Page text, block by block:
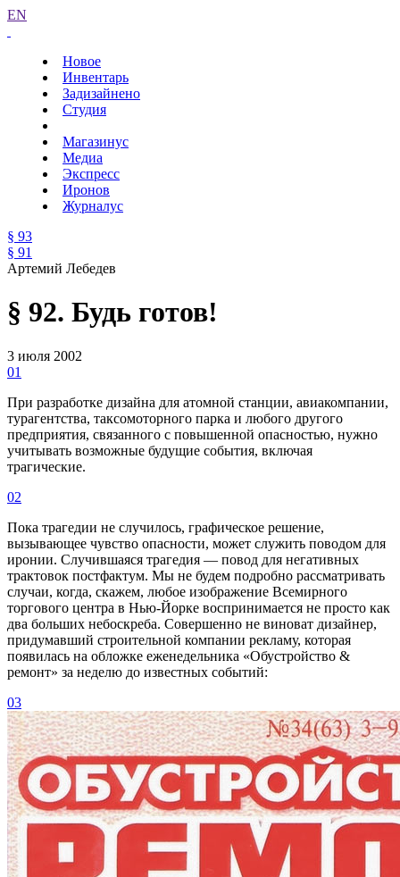
EN
Новое
Инвентарь
Задизайнено
Студия
Магазинус
Медиа
Экспресс
Иронов
Журналус
§ 93
§ 91
Артемий Лебедев
§ 92. Будь готов!
3 июля 2002
01
При разработке дизайна для атомной станции, авиакомпании,
турагентства, таксомоторного парка и любого другого
предприятия, связанного с повышенной опасностью, нужно
учитывать возможные будущие события, включая
трагические.
02
Пока трагедии не случилось, графическое решение,
вызывающее чувство опасности, может служить поводом для
иронии. Случившаяся трагедия — повод для негативных
трактовок постфактум. Мы не будем подробно рассматривать
случаи, когда, скажем, любое изображение Всемирного
торгового центра в Нью-Йорке воспринимается не просто как
два больших небоскреба. Совершенно не виноват дизайнер,
придумавший строительной компании рекламу, которая
появилась на обложке еженедельника «Обустройство &
ремонт» за неделю до известных событий:
03